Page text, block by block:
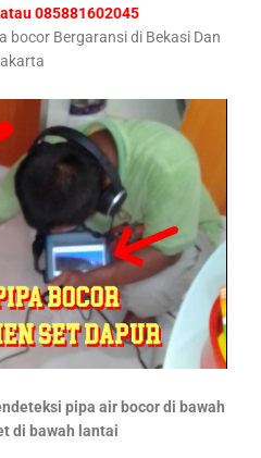
085881602045
bocor Bergaransi di Bekasi Dan
pipa air bocor di bawah
di bawah lantai